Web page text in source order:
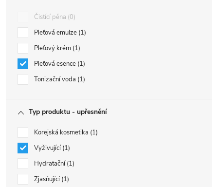
Čistící pěna 0
Pleťová emulze 1
Pleťový krém 1
Pleťová esence 1
Tonizační voda 1
Typ produktu - upřesnění
Korejská kosmetika 1
Vyživující 1
Hydratační 1
Zjasňující 1